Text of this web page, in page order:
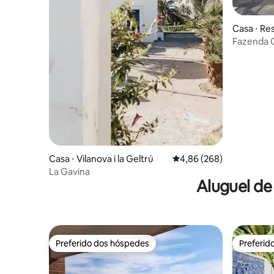
Casa ⋅ Vilanova i la Geltrú 4,86 de uma avaliação
4,86 (268)
La Gavina
Casa ⋅
blanque ,
Fazenda
Aluguel
Preferido dos hóspedes
Preferido dos hóspedes